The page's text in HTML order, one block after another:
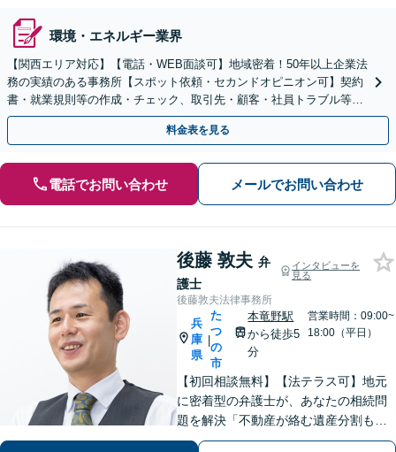
環境・エネルギー業界
【関西エリア対応】【電話・WEB面談可】地域密着！50年以上企業法
務の実績のある事務所【スポット依頼・セカンドオピニオン可】契約
書・就業規則等の作成・チェック、取引先・顧客・社員トラブル等、
お気軽にご相談ください【事前予約で休日・夜間対応】
料金表を見る
電話でお問い合わせ メールでお問い合わせ
後藤 敦夫 弁
護士
インタビューを
見る
後藤敦夫法律事務所
兵
庫
県
|
た
つ
の
市
本竜野駅
から徒歩5
分
営業時間：09:00~
18:00（平日）
【初回相談無料】【法テラス可】地元
に密着型の弁護士が、あなたの相続問
題を解決「不動産が絡む遺産分割も的
確に対応」借金問題に精通した弁護士